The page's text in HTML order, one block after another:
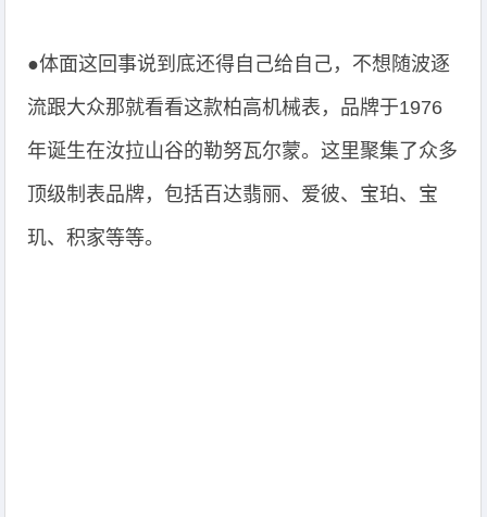
●体面这回事说到底还得自己给自己，不想随波逐
流跟大众那就看看这款柏高机械表，品牌于1976
年诞生在汝拉山谷的勒努瓦尔蒙。这里聚集了众多
顶级制表品牌，包括百达翡丽、爱彼、宝珀、宝
玑、积家等等。